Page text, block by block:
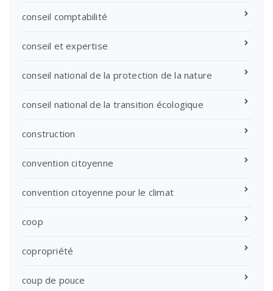
conseil comptabilité
conseil et expertise
conseil national de la protection de la nature
conseil national de la transition écologique
construction
convention citoyenne
convention citoyenne pour le climat
coop
copropriété
coup de pouce